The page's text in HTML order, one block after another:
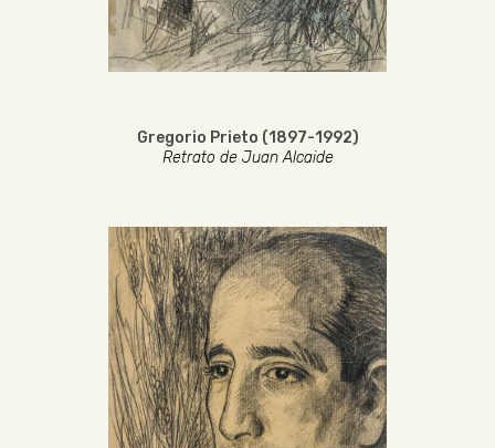
Gregorio Prieto (1897-1992)
Retrato de Juan Alcaide